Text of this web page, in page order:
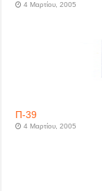
4 Μαρτίου, 2005
Π-39
4 Μαρτίου, 2005